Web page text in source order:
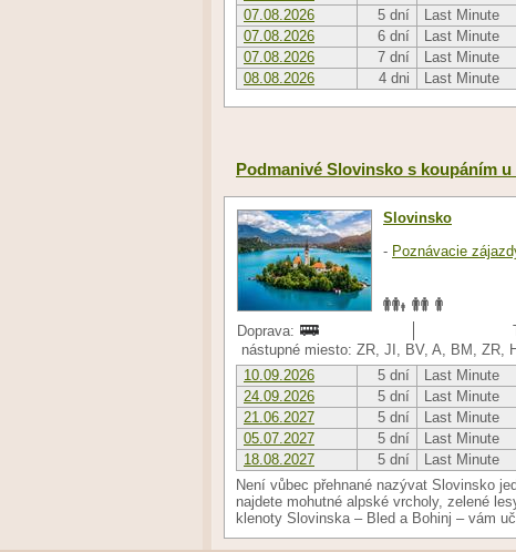
07.08.2026
5 dní Last Minute
07.08.2026
6 dní Last Minute
07.08.2026
7 dní Last Minute
08.08.2026
4 dni Last Minute
Podmanivé Slovinsko s koupáním u
Slovinsko
- Poznávacie
Doprava:
nástupné miesto: ZR, JI, BV, A, BM, ZR,
10.09.2026
5 dní Last Minute
24.09.2026
5 dní Last Minute
21.06.2027
5 dní Last Minute
05.07.2027
5 dní Last Minute
18.08.2027
5 dní Last Minute
Není vůbec přehnané nazývat Slovinsko
najdete mohutné alpské vrcholy, zelené
klenoty Slovinska – Bled a Bohinj – vám